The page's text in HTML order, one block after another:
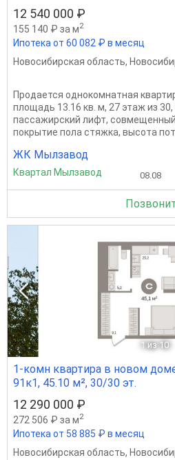
12 540 000 ₽
155 140 ₽ за м2
Ипотека от 60 082 ₽ в месяц
Новосибирская область,
Продается однокомнатная
площадь 13.16 кв. м, 27 этаж из
пассажирский лифт, совмещенный
покрытие пола стяжка, высота
ЖК Мылзавод
Квартал Мылзавод 08.08
1 из 10
1-комн квартира в новом
91к1, 45.10 м², 30/30 эт.
12 290 000 ₽
272 506 ₽ за м2
Ипотека от 58 885 ₽ в месяц
Новосибирская область,